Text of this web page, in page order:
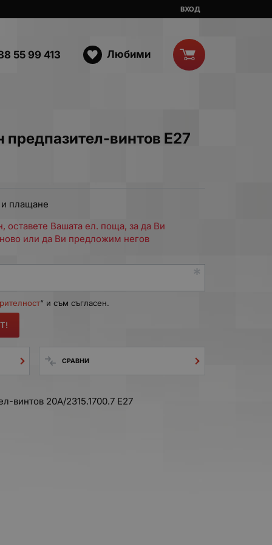
ВХОД
55 99 413 Любими
предпазител-винтов E27
плащане
оставете Вашата ел. поща, за да Ви
или да Ви предложим негов
“ и съм съгласен.
СРАВНИ
винтов 20A/2315.1700.7 Е27